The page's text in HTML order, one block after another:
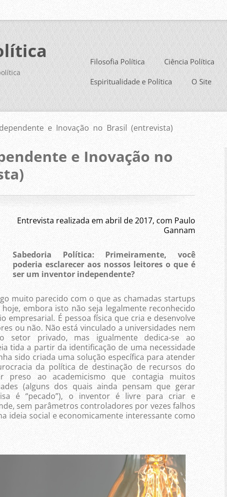
Filosofia Política Ciência Política
Espiritualidade e Política O Site
e Inovação no Brasil (entrevista)
e Inovação no
Entrevista realizada em abril de 2017, com Paulo
Gannam
Sabedoria Política: Primeiramente, você
poderia esclarecer aos nossos leitores o que é
ser um inventor independente?
muito parecido com o que as chamadas startups
embora isto não seja legalmente reconhecido
empresarial. É pessoa física que cria e desenvolve
ou não. Não está vinculado a universidades nem
setor privado, mas igualmente dedica-se ao
tida a partir da identificação de uma necessidade
sido criada uma solução específica para atender
da política de destinação de recursos do
preso ao academicismo que contagia muitos
(alguns dos quais ainda pensam que gerar
é “pecado”), o inventor é livre para criar e
sem parâmetros controladores por vezes falhos
ideia social e economicamente interessante como